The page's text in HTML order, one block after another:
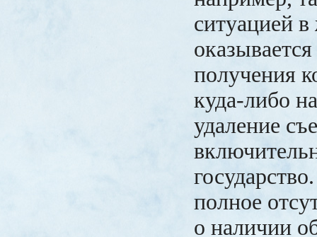
ситуацией
получения
куда-либо
удаление
полное
о наличии